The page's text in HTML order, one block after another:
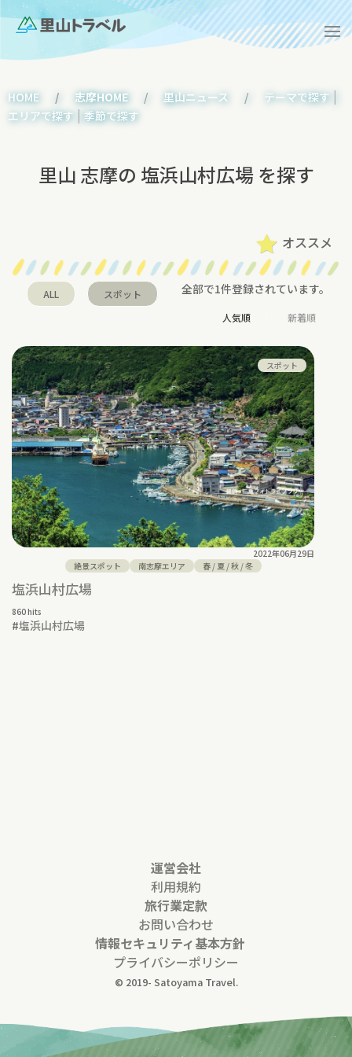
HOME 志摩HOME 里山ニュース テーマで探す |
エリアで探す | 季節で探す
里山 志摩の 塩浜山村広場 を探す
オススメ
ALL スポット 全部で1件登録されています。
人気順 新着順
スポット
2022年06月29日
絶景スポット
南志摩エリア 春/ 夏/秋/冬
塩浜山村広場
860 hits
#塩浜山村広場
運営会社
利用規約
旅行業定款
お問い合わせ
情報セキュリティ基本方針
プライバシーポリシー
© 2019- Satoyama Travel.